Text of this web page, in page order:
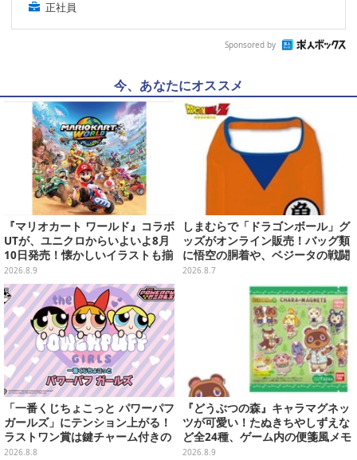
正社員
Sponsored by
今、あなたにオススメ
『マリオカート ワールド』コラボ
UTが、ユニクロからいよいよ8月
10日発売！懐かしいイラストも揃
えた全12種類
2026.8.9
しまむらで「ドラゴンボール」グ
ッズがオンライン販売！バッグ類
に悟空の胴着や、ベジータの戦闘
服を大胆デザイン
2026.8.7
「一番くじちょこっと パワーパフ
ガールズ」にテンション上がる！
ラストワン賞は鍵チャーム付きの
シール帳スペシャルセット
2026.8.8
『どうぶつの森』キャラマグネッ
ツが可愛い！たぬきちやしずえな
ど全24種、ゲーム内の便箋風メモ
カード全10種も
2026.8.9